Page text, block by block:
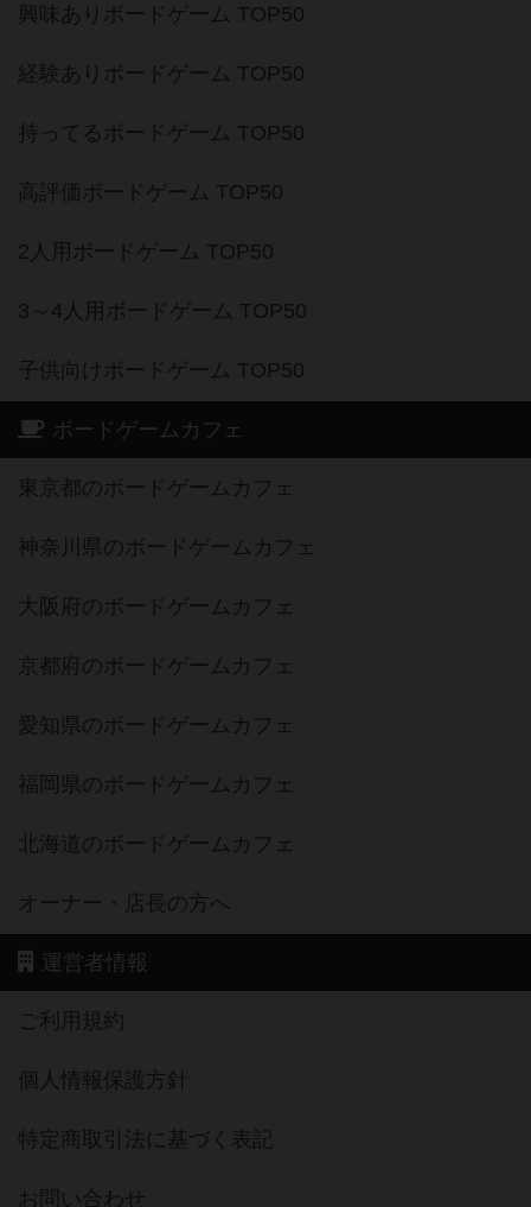
興味ありボードゲーム TOP50
経験ありボードゲーム TOP50
持ってるボードゲーム TOP50
高評価ボードゲーム TOP50
2人用ボードゲーム TOP50
3～4人用ボードゲーム TOP50
子供向けボードゲーム TOP50
ボードゲームカフェ
東京都のボードゲームカフェ
神奈川県のボードゲームカフェ
大阪府のボードゲームカフェ
京都府のボードゲームカフェ
愛知県のボードゲームカフェ
福岡県のボードゲームカフェ
北海道のボードゲームカフェ
オーナー・店長の方へ
運営者情報
ご利用規約
個人情報保護方針
特定商取引法に基づく表記
お問い合わせ